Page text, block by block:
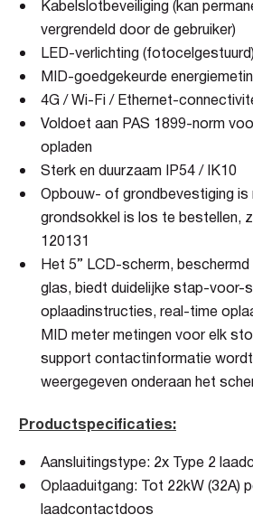
Kabelslotbeveiliging (kan
vergrendeld door de gebruiker)
LED-verlichting (fotocelgestuurd)
MID-goedgekeurde
4G / Wi-Fi / Ethernet-
Voldoet aan PAS 1899-norm
opladen
Sterk en duurzaam IP54 / IK10
Opbouw- of grondbevestiging is
grondsokkel is los te bestellen,
120131
Het 5” LCD-scherm,
glas, biedt duidelijke stap-voor-
oplaadinstructies, real-time
MID meter metingen voor elk
support contactinformatie
weergegeven onderaan het
Productspecificaties:
Aansluitingstype: 2x Type 2
Oplaaduitgang: Tot 22kW (32A)
laadcontactdoos